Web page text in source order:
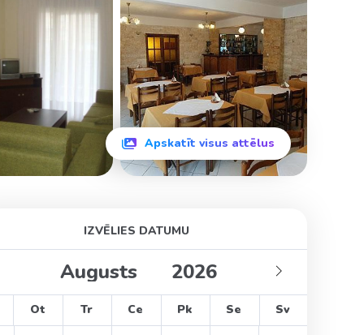
Apskatīt visus attēlus
IZVĒLIES DATUMU
Ot Tr Ce Pk Se Sv